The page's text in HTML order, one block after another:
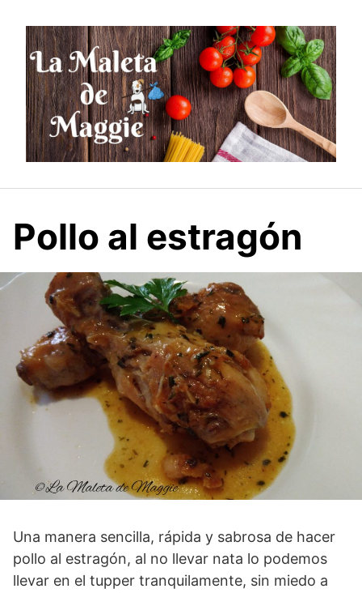
contenido
Pollo al estragón
Una manera sencilla, rápida y sabrosa de hacer
pollo al estragón, al no llevar nata lo podemos
llevar en el tupper tranquilamente, sin miedo a